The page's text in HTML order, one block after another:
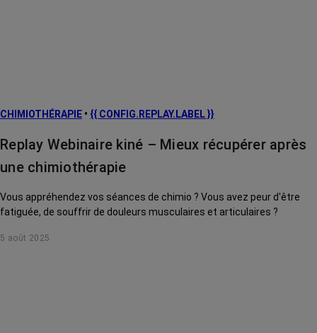
CHIMIOTHÉRAPIE • {{ CONFIG.REPLAY.LABEL }}
Replay Webinaire kiné – Mieux récupérer après
une chimiothérapie
Vous appréhendez vos séances de chimio ? Vous avez peur d'être
fatiguée, de souffrir de douleurs musculaires et articulaires ?
5 août 2025